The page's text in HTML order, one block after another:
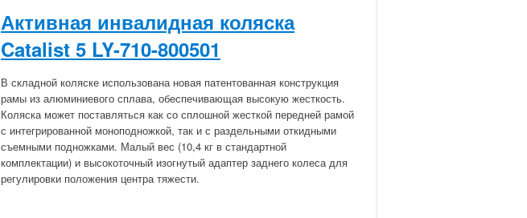
Активная инвалидная коляска
Catalist 5 LY-710-800501
В складной коляске использована новая патентованная конструкция
рамы из алюминиевого сплава, обеспечивающая высокую жесткость.
Коляска может поставляться как со сплошной жесткой передней рамой
с интегрированной моноподножкой, так и с раздельными откидными
съемными подножками. Малый вес (10,4 кг в стандартной
комплектации) и высокоточный изогнутый адаптер заднего колеса для
регулировки положения центра тяжести.